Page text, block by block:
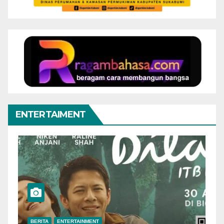
ENTERTAIMENT
BERITA ENTERTAINMENT